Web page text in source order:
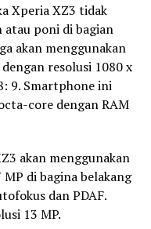
Xperia XZ3 tidak
atau poni di bagian
akan menggunakan
resolusi 1080 x
9. Smartphone ini
core dengan RAM
akan menggunakan
di bagina belakang
dan PDAF.
13 MP.